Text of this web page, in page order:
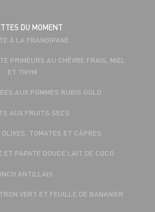
DU MOMENT
À LA FRANGIPANE
PRIMEURS AU CHÈVRE FRAIS, MIEL
ET THYM
AUX POMMES RUBIS GOLD
AUX FRUITS SECS
TOMATES ET CÂPRES
ET PAPATE DOUCE LAIT DE COCO
ANTILLAIS
VERT ET FEUILLE DE BANANIER